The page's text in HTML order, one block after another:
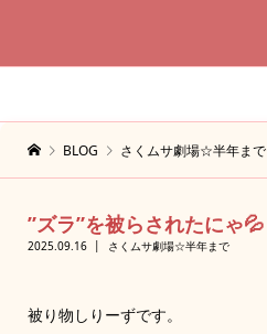
BLOG さくムサ劇場☆半年まで
”ズラ”を被らされたにゃ💦
2025.09.16 さくムサ劇場☆半年まで
被り物しりーずです。